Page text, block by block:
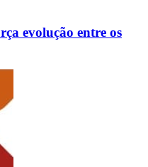
evolução entre os